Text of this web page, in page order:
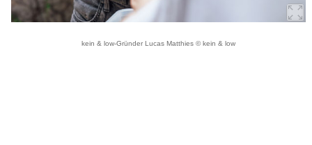
kein & low-Gründer Lucas Matthies © kein & low